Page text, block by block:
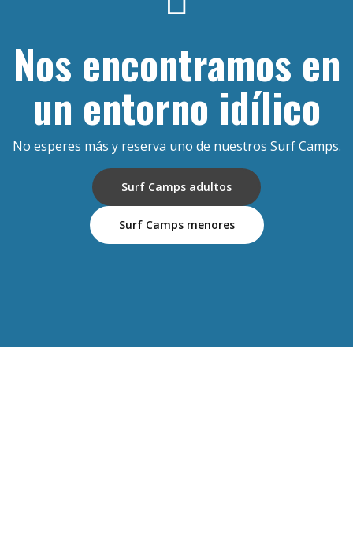
Nos encontramos en
un entorno idílico
No esperes más y reserva uno de nuestros Surf Camps.
Surf Camps adultos
Surf Camps menores